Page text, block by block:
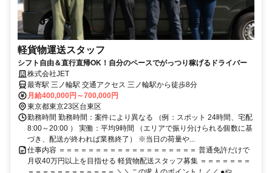
軽貨物運送スタッフ
シフト自由＆直行直帰OK！自分のペースでがっつり稼げるドライバー
株式会社JET
最寄駅 三ノ輪駅 交通アクセス 三ノ輪駅から徒歩8分
月給400,000円～700,000円
東京都東京23区台東区
勤務時間 勤務時間：案件により異なる （例：スポット 24時間、宅配
8:00～20:00 ） 実働：平均9時間 （エリアで振り分けられる個数に基
づき、配送が終われば業務終了） ※当日の荷量や...
仕事内容 ＝＝＝＝＝＝＝＝＝＝＝＝＝＝＝＝＝＝＝ 普通免許だけで
月収40万円以上を目指せる 軽貨物配送スタッフ募集 ＝＝＝＝＝＝＝